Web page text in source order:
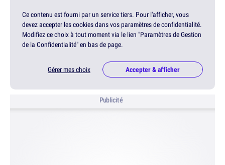
Ce contenu est fourni par un service tiers. Pour l'afficher, vous
devez accepter les cookies dans vos paramètres de confidentialité.
Modifiez ce choix à tout moment via le lien "Paramètres de Gestion
de la Confidentialité" en bas de page.
Gérer mes choix Accepter & afficher
Publicité